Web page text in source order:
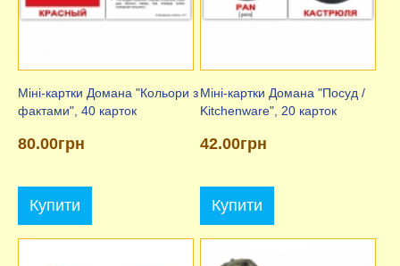
Міні-картки Домана "Кольори з
фактами", 40 карток
80.00грн
Купити
Міні-картки Домана "Посуд /
Kitchenware", 20 карток
42.00грн
Купити